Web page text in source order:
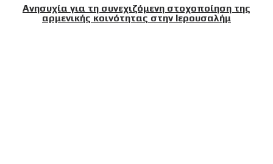
Ανησυχία για τη συνεχιζόμενη στοχοποίηση της
αρμενικής κοινότητας στην Ιερουσαλήμ